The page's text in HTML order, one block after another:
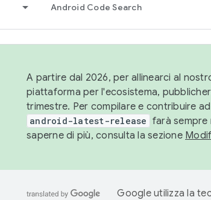
Android Code Search
A partire dal 2026, per allinearci al
piattaforma per l'ecosistema,
trimestre. Per compilare e contribuire ad
android-latest-release farà sempre
saperne di più, consulta la sezione
Google utilizza la